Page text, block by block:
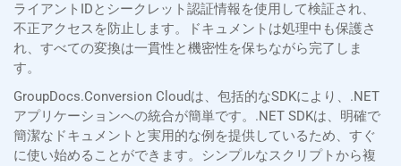
ライアントIDとシークレット認証情報を使用して検証され、
不正アクセスを防止します。ドキュメントは処理中も保護さ
れ、すべての変換は一貫性と機密性を保ちながら完了しま
す。
GroupDocs.Conversion Cloudは、包括的なSDKにより、.NET
アプリケーションへの統合が簡単です。.NET SDKは、明確で
簡潔なドキュメントと実用的な例を提供しているため、すぐ
に使い始めることができます。シンプルなスクリプトから複